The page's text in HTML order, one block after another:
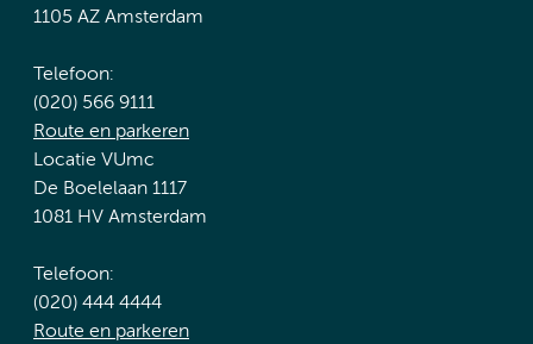
1105 AZ Amsterdam
Telefoon:
(020) 566 9111
Route en parkeren
Locatie VUmc
De Boelelaan 1117
1081 HV Amsterdam
Telefoon:
(020) 444 4444
Route en parkeren